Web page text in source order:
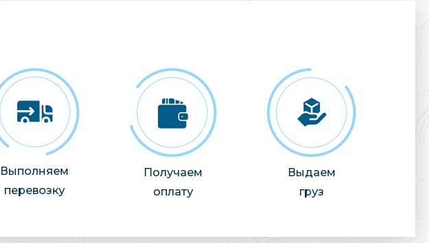
Выполняем
перевозку
Получаем
оплату
Выдаем
груз